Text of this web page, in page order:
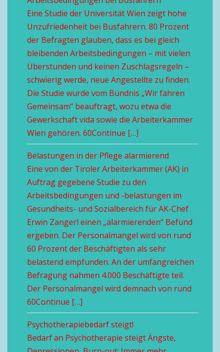
Eine Studie der Universität Wien zeigt hohe
Unzufriedenheit bei Busfahrern. 80 Prozent
der Befragten glauben, dass es bei gleich
bleibenden Arbeitsbedingungen – mit vielen
Überstunden und keinen Zuschlagsregeln –
schwierig werde, neue Angestellte zu finden.
Die Studie wurde vom Bündnis „Wir fahren
Gemeinsam“ beauftragt, wozu etwa die
Gewerkschaft vida sowie die Arbeiterkammer
Wien gehören. 60Continue […]
Belastungen in der Pflege alarmierend
Eine von der Tiroler Arbeiterkammer (AK) in
Auftrag gegebene Studie zu den
Arbeitsbedingungen und -belastungen im
Gesundheits- und Sozialbereich für AK-Chef
Erwin Zangerl einen „alarmierenden“ Befund
ergeben. Der Personalmangel wird von rund
60 Prozent der Beschäftigten als sehr
belastend empfunden. An der umfangreichen
Befragung nahmen 4.000 Beschäftigte teil.
Der Personalmangel wird demnach von rund
60Continue […]
Psychotherapiebedarf steigt!
Bedarf an Psychotherapie steigt Ängste,